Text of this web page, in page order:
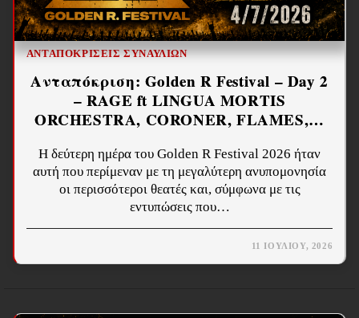
ΑΝΤΑΠΟΚΡΊΣΕΙΣ ΣΥΝΑΥΛΙΏΝ
Ανταπόκριση: Golden R Festival – Day 2
– RAGE ft LINGUA MORTIS
ORCHESTRA, CORONER, FLAMES,…
Η δεύτερη ημέρα του Golden R Festival 2026 ήταν
αυτή που περίμεναν με τη μεγαλύτερη ανυπομονησία
οι περισσότεροι θεατές και, σύμφωνα με τις
εντυπώσεις που…
11 ΙΟΥΛΊΟΥ, 2026